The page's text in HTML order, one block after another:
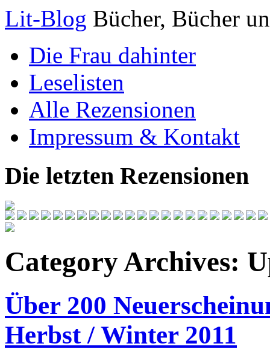
Lit-Blog Bücher, Bücher
Die Frau dahinter
Leselisten
Alle Rezensionen
Impressum & Kontakt
Die letzten Rezensionen
Category Archives:
Über 200
Herbst / Winter 2011